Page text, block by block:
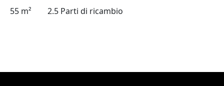
55 m²
2.5 Parti di ricambio